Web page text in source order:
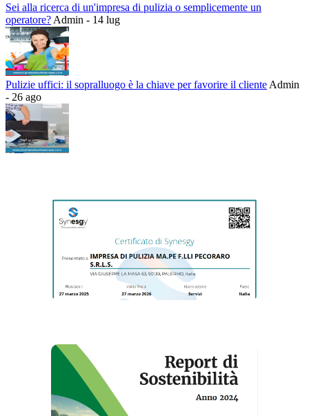
Sei alla ricerca di un'impresa di pulizia o semplicemente un
operatore? Admin - 14 lug
Pulizie uffici: il sopralluogo è la chiave per favorire il cliente Admin
- 26 ago